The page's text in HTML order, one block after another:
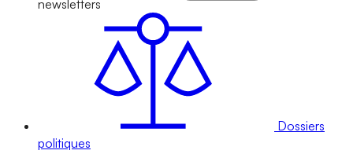
newsletters
Dossiers
politiques